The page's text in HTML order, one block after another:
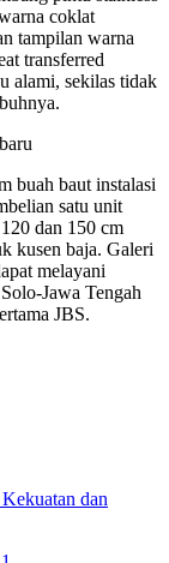
coklat
tampilan warna
transferred
alami, sekilas tidak
buah baut instalasi
satu unit
dan 150 cm
kusen baja. Galeri
melayani
Jawa Tengah
JBS.